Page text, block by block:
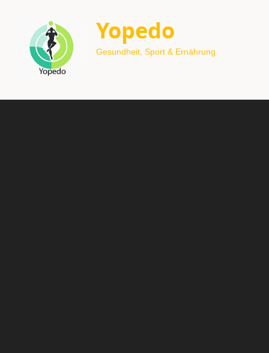
Yopedo
Gesundheit, Sport & Ernährung